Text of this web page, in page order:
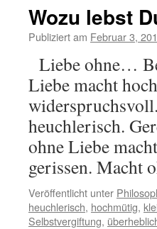
Wozu lebst
Publiziert am Februar 3,
Liebe ohne…
Liebe macht
heuchlerisch.
ohne Liebe
gerissen. Macht
Veröffentlicht unter
heuchlerisch, hochmütig,
Selbstvergiftung,